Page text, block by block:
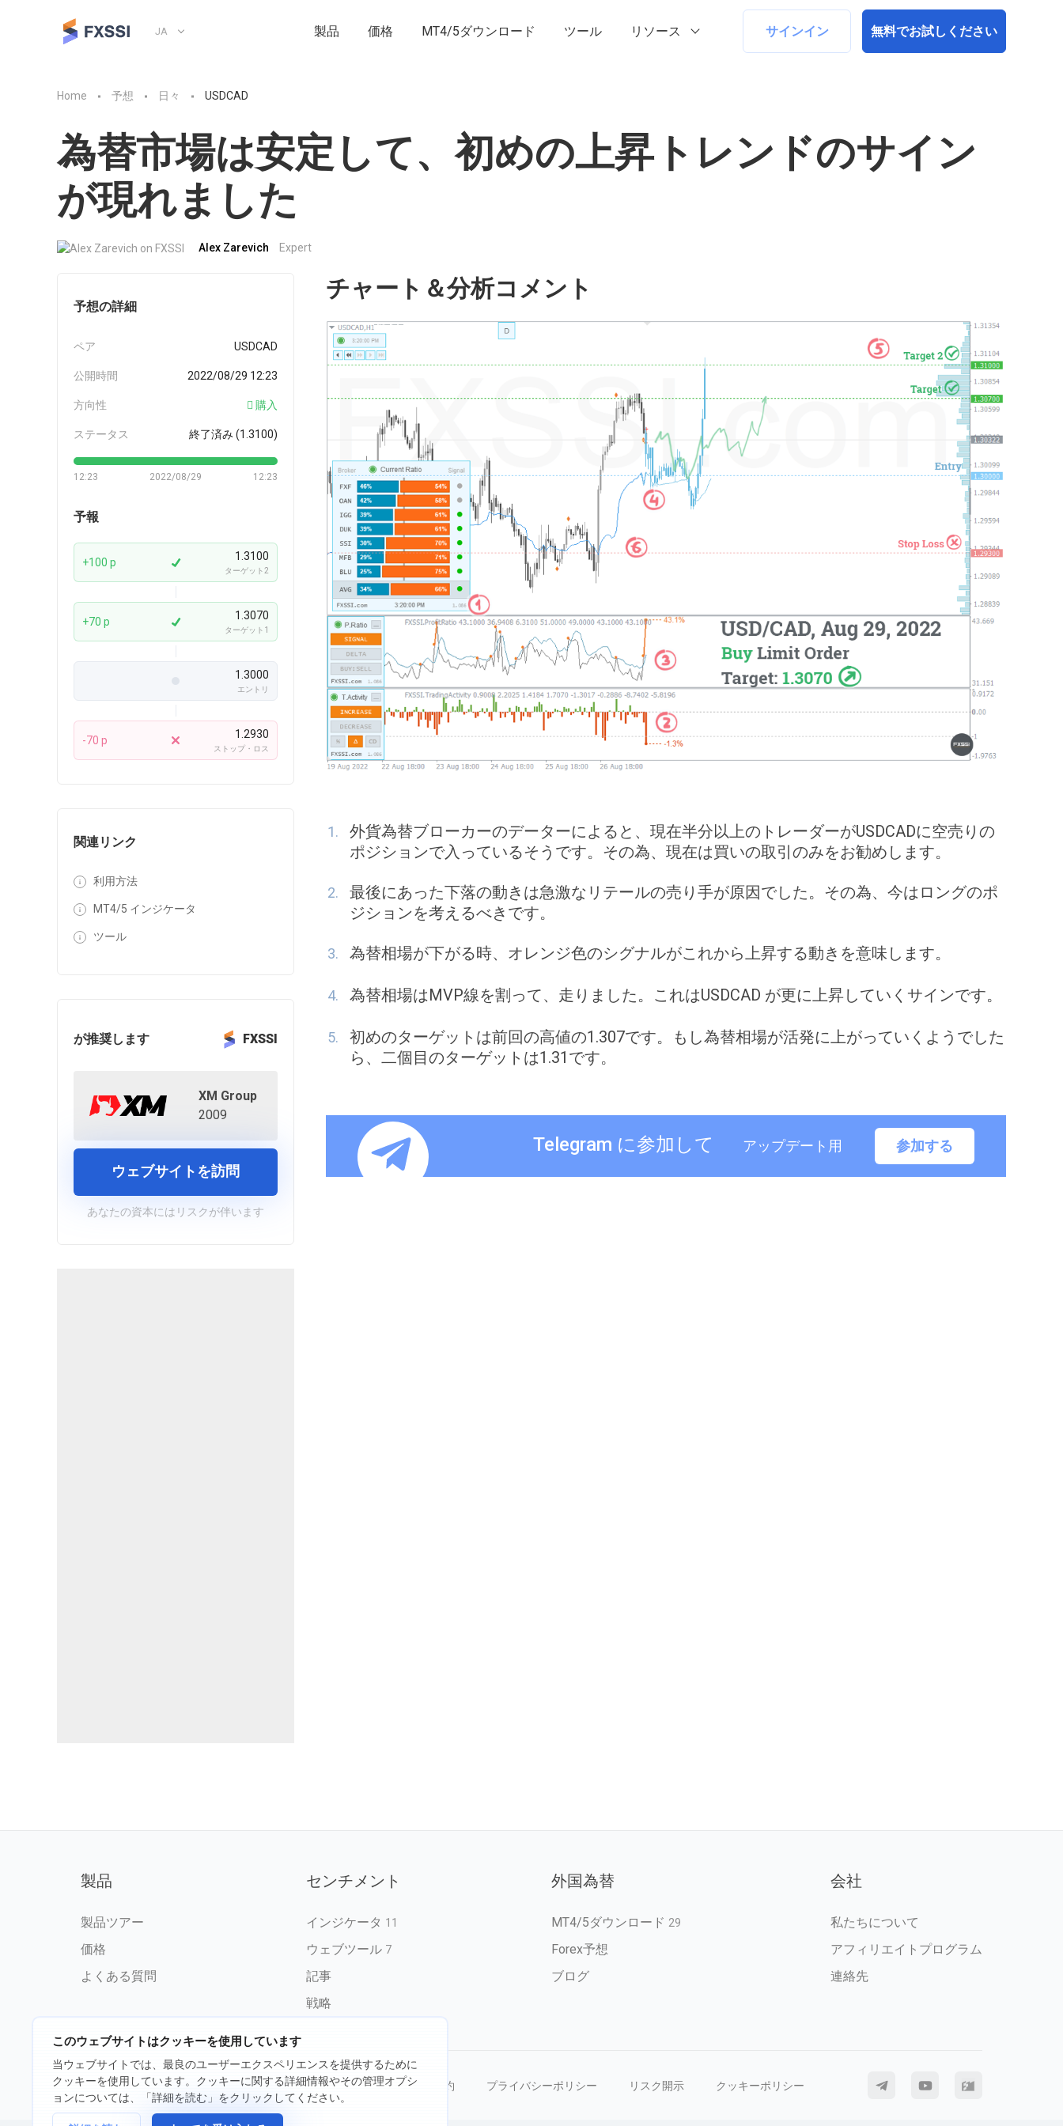
このウェブサイトはクッキーを使用しています
当ウェブサイトでは、最良のユーザーエクスペリエンスを提供するために
クッキーを使用しています。クッキーに関する詳細情報やその管理オプシ
ョンについては、「詳細を読む」をクリックしてください。
JA 製品 価格 MT4/5ダウンロード ツール リソース サインイン 無料でお試しください
Home 予想 日々 USDCAD
為替市場は安定して、初めの上昇トレンドのサイン
が現れました
Alex Zarevich Expert
予想の詳細
ペア USDCAD
公開時間 2022/08/29 12:23
方向性 購入
ステータス 終了済み (1.3100)
12:23 12:23
2022/08/29
予報
+100 p 1.3100
ターゲット2
+70 p 1.3070
ターゲット1
1.3000
エントリ
-70 p 1.2930
ストップ・ロス
関連リンク
利用方法
MT4/5 インジケータ
ツール
が推奨します FXSSI
XM Group
2009
ウェブサイトを訪問
あなたの資本にはリスクが伴います
チャート＆分析コメント
外貨為替ブローカーのデーターによると、現在半分以上のトレーダーがUSDCADに空売りの
ポジションで入っているそうです。その為、現在は買いの取引のみをお勧めします。
最後にあった下落の動きは急激なリテールの売り手が原因でした。その為、今はロングのポ
ジションを考えるべきです。
為替相場が下がる時、オレンジ色のシグナルがこれから上昇する動きを意味します。
為替相場はMVP線を割って、走りました。これはUSDCAD が更に上昇していくサインです。
初めのターゲットは前回の高値の1.307です。もし為替相場が活発に上がっていくようでした
ら、二個目のターゲットは1.31です。
Telegram に参加して アップデート用 参加する
製品
製品ツアー
価格
よくある質問
センチメント
インジケータ 11
ウェブツール 7
記事
戦略
外国為替
MT4/5ダウンロード 29
Forex予想
ブログ
会社
私たちについて
アフィリエイトプログラム
連絡先
©2026 fxssi.com 無断複写・転載を禁じます 利用規約 プライバシーポリシー リスク開示 クッキーポリシー